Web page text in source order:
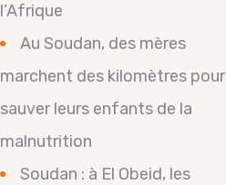
l’Afrique
Au Soudan, des mères
marchent des kilomètres pour
sauver leurs enfants de la
malnutrition
Soudan : à El Obeid, les